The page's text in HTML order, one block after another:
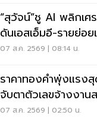
“สุวัจน์”ชู AI พลิกเศ
ดันเอสเอ็มอี-รายย่อย
วิกฤต
07 ส.ค. 2569 | 08:14 น.
ราคาทองคำพุ่งแรง
จับตาตัวเลขจ้างงาน
07 ส.ค. 2569 | 02:50 น.